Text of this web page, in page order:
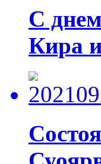
С
Кира